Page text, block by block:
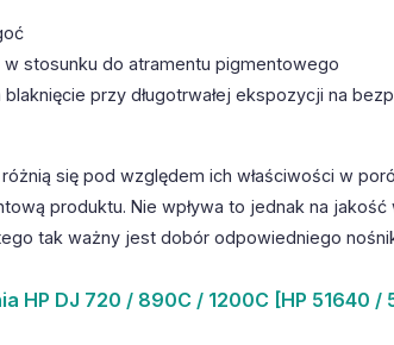
w stosunku do atramentu pigmentowego
przy długotrwałej ekspozycji na
się pod względem ich właściwości w
produktu. Nie wpływa to jednak na
tak ważny jest dobór odpowiedniego
HP DJ 720 / 890C / 1200C [HP 51640 /